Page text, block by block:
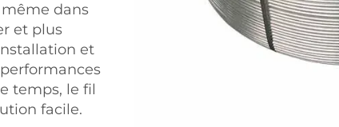
dans
et plus
et
temps, le fil
facile.